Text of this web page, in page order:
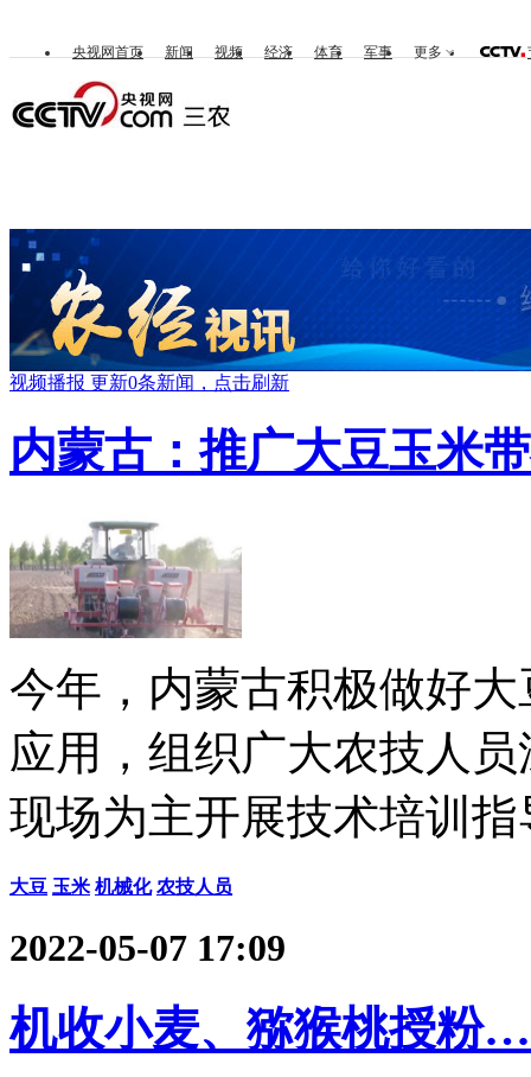
央视网首页 新闻 视频 经济 体育 军事 更多
视频播报 更新0条新闻，点击刷新
内蒙古：推广大豆玉米
今年，内蒙古积极做好
应用，组织广大农技人
现场为主开展技术培训指
大豆 玉米 机械化 农技人员
2022-05-07 17:09
机收小麦、猕猴桃授粉